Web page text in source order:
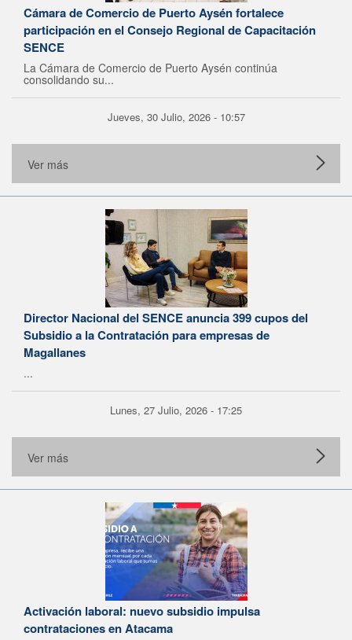
Cámara de Comercio de Puerto Aysén fortalece
participación en el Consejo Regional de Capacitación
SENCE
La Cámara de Comercio de Puerto Aysén continúa
consolidando su...
Jueves, 30 Julio, 2026 - 10:57
Ver más
Director Nacional del SENCE anuncia 399 cupos del
Subsidio a la Contratación para empresas de
Magallanes
...
Lunes, 27 Julio, 2026 - 17:25
Ver más
Activación laboral: nuevo subsidio impulsa
contrataciones en Atacama